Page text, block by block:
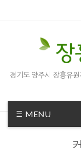
경기도 양주시 장흥유
MENU